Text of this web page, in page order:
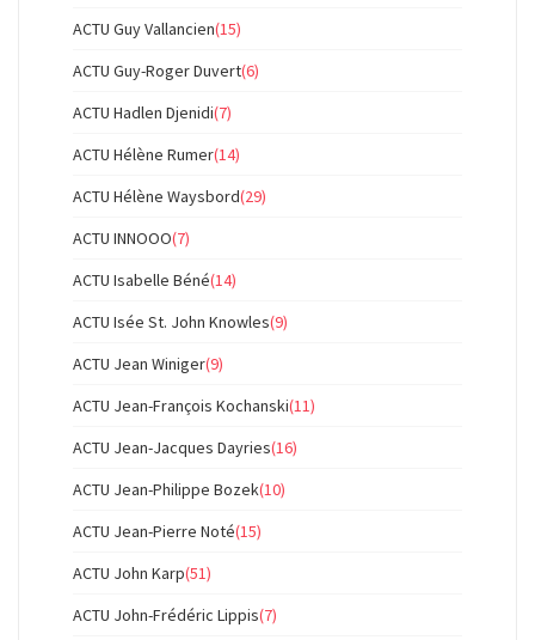
ACTU Guy Vallancien(15)
ACTU Guy-Roger Duvert(6)
ACTU Hadlen Djenidi(7)
ACTU Hélène Rumer(14)
ACTU Hélène Waysbord(29)
ACTU INNOOO(7)
ACTU Isabelle Béné(14)
ACTU Isée St. John Knowles(9)
ACTU Jean Winiger(9)
ACTU Jean-François Kochanski(11)
ACTU Jean-Jacques Dayries(16)
ACTU Jean-Philippe Bozek(10)
ACTU Jean-Pierre Noté(15)
ACTU John Karp(51)
ACTU John-Frédéric Lippis(7)